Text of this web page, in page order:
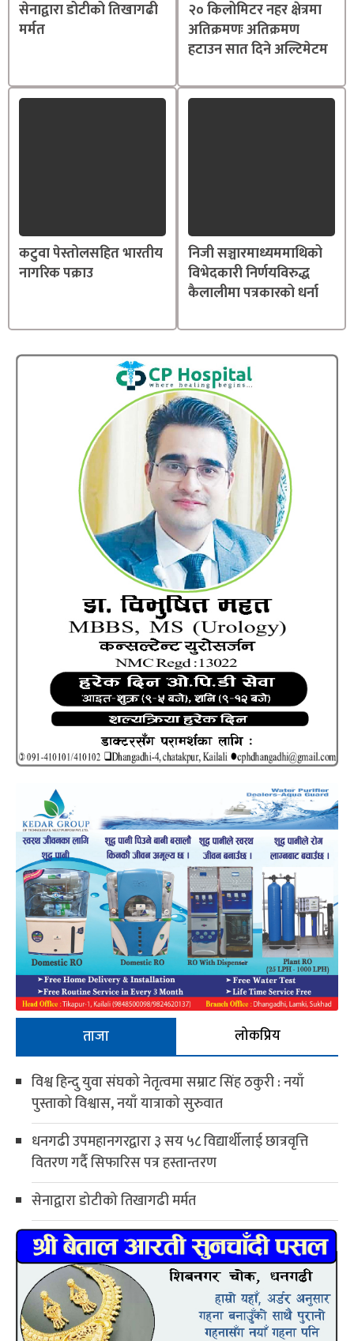
सेनाद्वारा डोटीको तिखागढी
मर्मत
२० किलोमिटर नहर क्षेत्रमा
अतिक्रमणः अतिक्रमण
हटाउन सात दिने अल्टिमेटम
कटुवा पेस्तोलसहित भारतीय
नागरिक पक्राउ
निजी सञ्चारमाध्यममाथिको
विभेदकारी निर्णयविरुद्ध
कैलालीमा पत्रकारको धर्ना
ताजा
लोकप्रिय
विश्व हिन्दु युवा संघको नेतृत्वमा सम्राट सिंह ठकुरी : नयाँ
पुस्ताको विश्वास, नयाँ यात्राको सुरुवात
धनगढी उपमहानगरद्वारा ३ सय ५८ विद्यार्थीलाई छात्रवृत्ति
वितरण गर्दै सिफारिस पत्र हस्तान्तरण
सेनाद्वारा डोटीको तिखागढी मर्मत